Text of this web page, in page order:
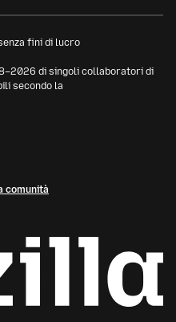
fini di lucro
di singoli collaboratori di
secondo la
comunità